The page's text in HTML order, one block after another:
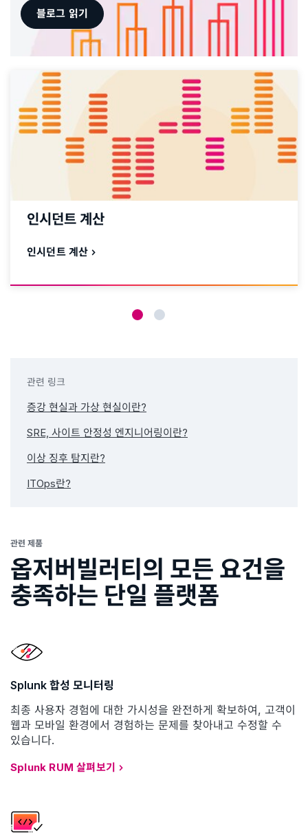
블로그 읽기
인시던트 계산
인시던트 계산
관련 링크
증강 현실과 가상 현실이란?
SRE, 사이트 안정성 엔지니어링이란?
이상 징후 탐지란?
ITOps란?
관련 제품
옵저버빌러티의 모든 요건을
충족하는 단일 플랫폼
Splunk 합성 모니터링
최종 사용자 경험에 대한 가시성을 완전하게 확보하여, 고객이
웹과 모바일 환경에서 경험하는 문제를 찾아내고 수정할 수
있습니다.
Splunk RUM 살펴보기